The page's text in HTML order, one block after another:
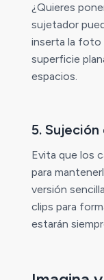
¿Quieres
sujetador
inserta la foto
superficie
espacios.
5.
Evita que los
para
versión
clips para
estarán